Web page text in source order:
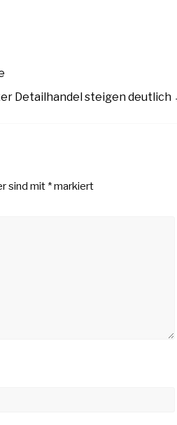
Detailhandel steigen deutlich
sind mit*markiert